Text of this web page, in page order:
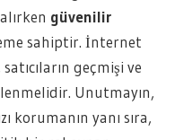
güvenilir
sahiptir. İnternet
geçmişi ve
Unutmayın,
korumanın yanı sıra,